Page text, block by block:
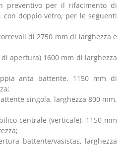
preventivo per il rifacimento di
con doppio vetro, per le seguenti
di 2750 mm di larghezza e
apertura) 1600 mm di larghezza
anta battente, 1150 mm di
singola, larghezza 800 mm,
centrale (verticale), 1150 mm
battente/vasistas, larghezza